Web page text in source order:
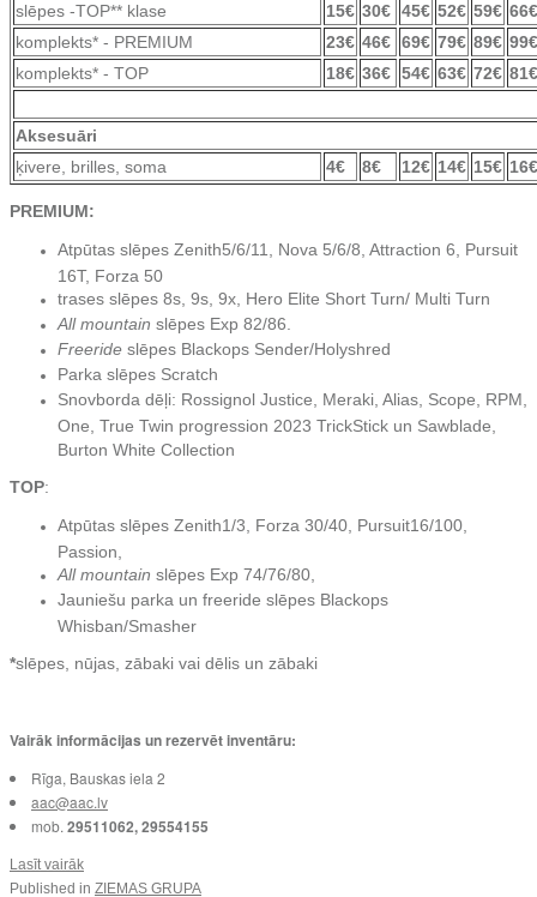
slēpes -TOP** klase
15€ 30€ 45€ 52€ 59€ 66€
komplekts* - PREMIUM
23€ 46€ 69€ 79€ 89€ 99€
komplekts* - TOP
18€ 36€ 54€ 63€ 72€ 81€
Aksesuāri
ķivere, brilles, soma
4€ 8€ 12€ 14€ 15€ 16€
PREMIUM:
Atpūtas slēpes Zenith5/6/11, Nova 5/6/8, Attraction 6, Pursuit
16T, Forza 50
trases slēpes 8s, 9s, 9x, Hero Elite Short Turn/ Multi Turn
All mountain slēpes Exp 82/86.
Freeride slēpes Blackops Sender/Holyshred
Parka slēpes Scratch
Snovborda dēļi: Rossignol Justice, Meraki, Alias, Scope, RPM,
One, True Twin progression 2023 TrickStick un Sawblade,
Burton White Collection
TOP:
Atpūtas slēpes Zenith1/3, Forza 30/40, Pursuit16/100,
Passion,
All mountain slēpes Exp 74/76/80,
Jauniešu parka un freeride slēpes Blackops
Whisban/Smasher
*slēpes, nūjas, zābaki vai dēlis un zābaki
Vairāk informācijas un rezervēt inventāru:
Rīga, Bauskas iela 2
aac@aac.lv
mob. 29511062, 29554155
Lasīt vairāk
Published in ZIEMAS GRUPA